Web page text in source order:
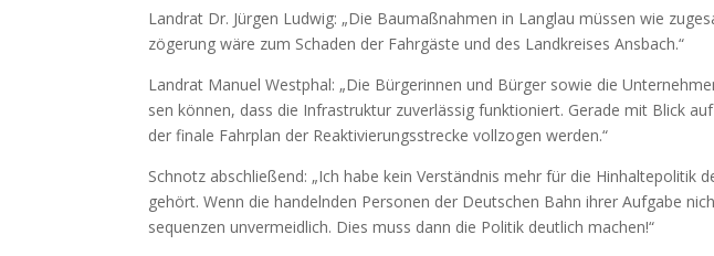
Land­rat Dr. Jür­gen Lud­wig: „Die Bau­maß­nah­men in Langlau müs­sen wie
zö­ge­rung wäre zum Scha­den der Fahr­gäs­te und des Land­krei­ses Ans­bach.“
Land­rat Manu­el West­phal: „Die Bür­ge­rin­nen und Bür­ger sowie die
sen kön­nen, dass die Infra­struk­tur zuver­läs­sig funk­tio­niert. Gera­de mit Blick
der fina­le Fahr­plan der Reak­ti­vie­rungs­stre­cke voll­zo­gen wer­den.“
Schnotz abschlie­ßend: „Ich habe kein Ver­ständ­nis mehr für die Hin­hal­te­po­li­tik
gehört. Wenn die han­deln­den Per­so­nen der Deut­schen Bahn ihrer Auf­ga­be
se­quen­zen unver­meid­lich. Dies muss dann die Poli­tik deut­lich machen!“